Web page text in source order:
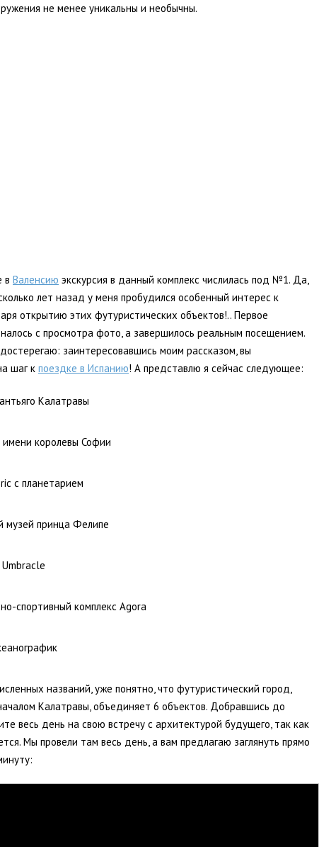
не менее уникальны и необычны.
в Валенсию экскурсия в данный комплекс числилась под №1. Да,
лет назад у меня пробудился особенный интерес к
открытию этих футуристических объектов!.. Первое
с просмотра фото, а завершилось реальным посещением.
заинтересовавшись моим рассказом, вы
шаг к поездке в Испанию! А представлю я сейчас следующее:
Калатравы
королевы Софии
с планетарием
музей принца Фелипе
Umbracle
спортивный комплекс Agora
названий, уже понятно, что футуристический город,
Калатравы, объединяет 6 объектов. Добравшись до
весь день на свою встречу с архитектурой будущего, так как
Мы провели там весь день, а вам предлагаю заглянуть прямо